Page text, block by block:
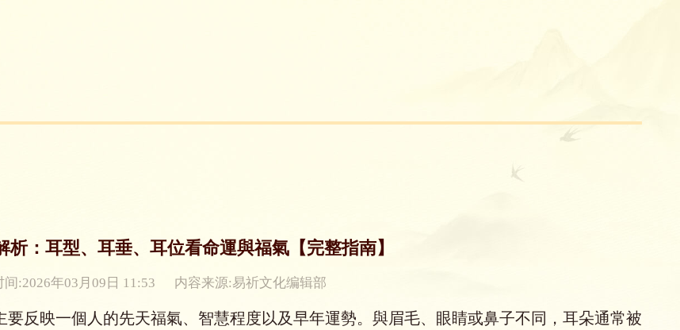
析：耳型、耳垂、耳位看命運與福氣【完整指南】
间:2026年03月09日 11:53 内容来源:易祈文化编辑部
反映一個人的先天福氣、智慧程度以及早年運勢。與眉毛、眼睛或鼻子不同，耳朵通常被